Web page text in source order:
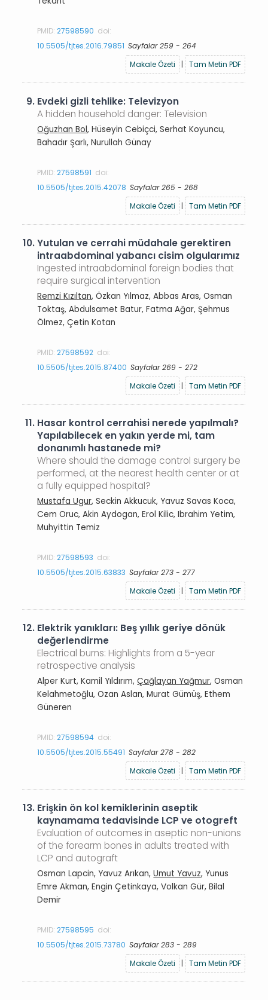
PMID:27598590 doi:
10.5505/tjtes.2016.79851 Sayfalar 259 - 264
Makale Özeti
| Tam Metin PDF
9. Evdeki gizli tehlike: Televizyon
A hidden household danger: Television
Oğuzhan Bol, Hüseyin Cebiçci, Serhat Koyuncu,
Bahadır Şarlı, Nurullah Günay
PMID:27598591 doi:
10.5505/tjtes.2015.42078 Sayfalar 265 - 268
Makale Özeti
| Tam Metin PDF
10.Yutulan ve cerrahi müdahale gerektiren
intraabdominal yabancı cisim olgularımız
Ingested intraabdominal foreign bodies that
require surgical intervention
Remzi Kızıltan, Özkan Yılmaz, Abbas Aras, Osman
Toktaş, Abdulsamet Batur, Fatma Ağar, Şehmus
Ölmez, Çetin Kotan
PMID:27598592 doi:
10.5505/tjtes.2015.87400 Sayfalar 269 - 272
Makale Özeti
| Tam Metin PDF
11. Hasar kontrol cerrahisi nerede yapılmalı?
Yapılabilecek en yakın yerde mi, tam
donanımlı hastanede mi?
Where should the damage control surgery be
performed, at the nearest health center or at
a fully equipped hospital?
Mustafa Ugur, Seckin Akkucuk, Yavuz Savas Koca,
Cem Oruc, Akin Aydogan, Erol Kilic, Ibrahim Yetim,
Muhyittin Temiz
PMID:27598593 doi:
10.5505/tjtes.2015.63833 Sayfalar 273 - 277
Makale Özeti
| Tam Metin PDF
12. Elektrik yanıkları: Beş yıllık geriye dönük
değerlendirme
Electrical burns: Highlights from a 5-year
retrospective analysis
Alper Kurt, Kamil Yıldırım,Çağlayan Yağmur, Osman
Kelahmetoğlu, Ozan Aslan, Murat Gümüş, Ethem
Güneren
PMID:27598594 doi:
10.5505/tjtes.2015.55491 Sayfalar 278 - 282
Makale Özeti
| Tam Metin PDF
13. Erişkin ön kol kemiklerinin aseptik
kaynamama tedavisinde LCP ve otogreft
Evaluation of outcomes in aseptic non-unions
of the forearm bones in adults treated with
LCP and autograft
Osman Lapcin, Yavuz Arıkan,Umut Yavuz, Yunus
Emre Akman, Engin Çetinkaya, Volkan Gür, Bilal
Demir
PMID:27598595 doi:
10.5505/tjtes.2015.73780 Sayfalar 283 - 289
Makale Özeti
| Tam Metin PDF